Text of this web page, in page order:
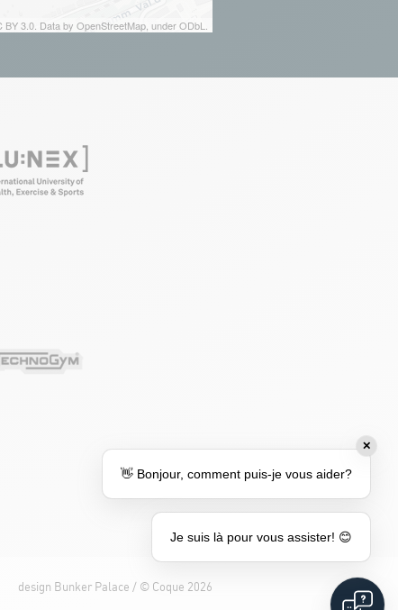
3.0. Data by OpenStreetMap, under ODbL.
design Bunker Palace / © Coque 2026
✕
👋 Bonjour, comment puis-je vous aider?
Je suis là pour vous assister! 😊